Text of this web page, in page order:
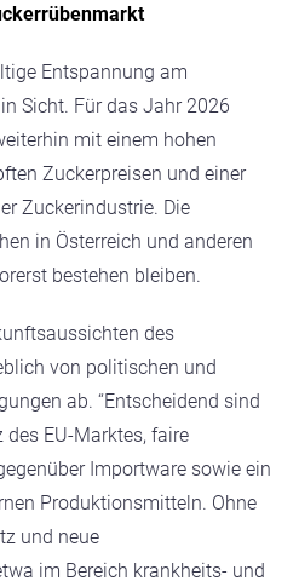
Entspannung am
Sicht. Für das Jahr 2026
mit einem hohen
Zuckerpreisen und einer
Zuckerindustrie. Die
in Österreich und anderen
bestehen bleiben.
des
von politischen und
ab. “Entscheidend sind
EU-Marktes, faire
Importware sowie ein
Produktionsmitteln. Ohne
und neue
im Bereich krankheits- und